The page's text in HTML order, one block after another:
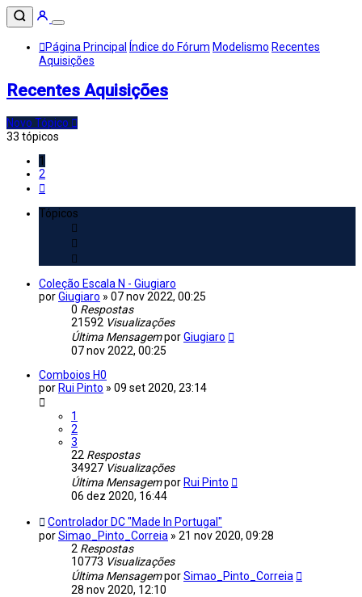
Página Principal Índice do Fórum Modelismo Recentes
Aquisições
Recentes Aquisições
Novo Tópico
33 tópicos
1
2
Tópicos
Coleção Escala N - Giugiaro
porGiugiaro » 07 nov 2022, 00:25
0 Respostas
21592 Visualizações
Última MensagemporGiugiaro
07 nov 2022, 00:25
Comboios H0
por Rui Pinto » 09 set 2020, 23:14
1
2
3
22 Respostas
34927 Visualizações
Última Mensagempor Rui Pinto
06 dez 2020, 16:44
Controlador DC "Made In Portugal"
porSimao_Pinto_Correia » 21 nov 2020, 09:28
2 Respostas
10773 Visualizações
Última MensagemporSimao_Pinto_Correia
28 nov 2020, 12:10